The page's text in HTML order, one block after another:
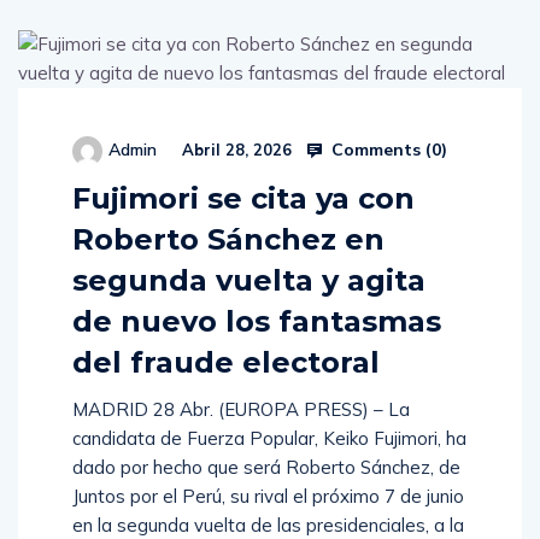
Admin Abril 28, 2026 Comments (0)
Fujimori se cita ya con
Roberto Sánchez en
segunda vuelta y agita
de nuevo los fantasmas
del fraude electoral
MADRID 28 Abr. (EUROPA PRESS) – La
candidata de Fuerza Popular, Keiko Fujimori, ha
dado por hecho que será Roberto Sánchez, de
Juntos por el Perú, su rival el próximo 7 de junio
en la segunda vuelta de las presidenciales, a la